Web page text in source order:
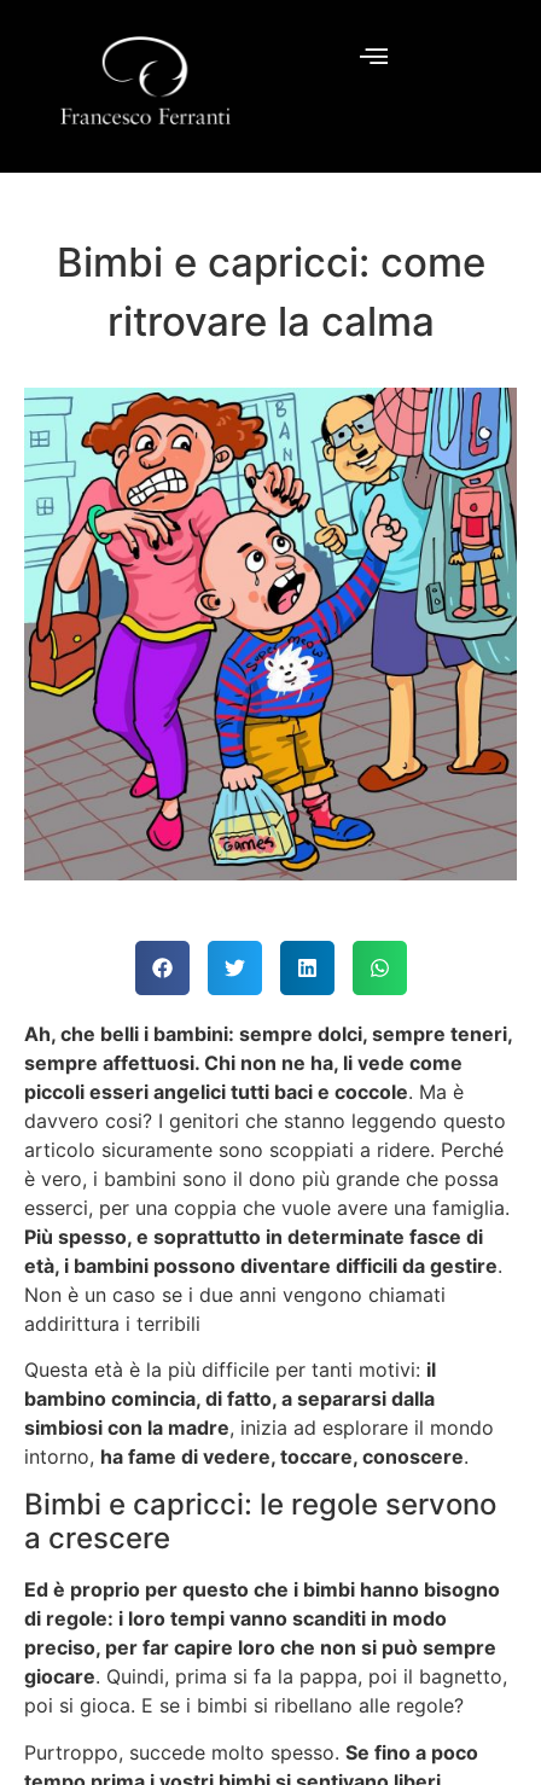
Bimbi e capricci: come
ritrovare la calma
Ah, che belli i bambini: sempre dolci, sempre teneri,
sempre affettuosi. Chi non ne ha, li vede come
piccoli esseri angelici tutti baci e coccole. Ma è
davvero cosi? I genitori che stanno leggendo questo
articolo sicuramente sono scoppiati a ridere. Perché
è vero, i bambini sono il dono più grande che possa
esserci, per una coppia che vuole avere una famiglia.
Più spesso, e soprattutto in determinate fasce di
età, i bambini possono diventare difficili da gestire.
Non è un caso se i due anni vengono chiamati
addirittura i terribili
Questa età è la più difficile per tanti motivi: il
bambino comincia, di fatto, a separarsi dalla
simbiosi con la madre, inizia ad esplorare il mondo
intorno, ha fame di vedere, toccare, conoscere.
Bimbi e capricci: le regole servono
a crescere
Ed è proprio per questo che i bimbi hanno bisogno
di regole: i loro tempi vanno scanditi in modo
preciso, per far capire loro che non si può sempre
giocare. Quindi, prima si fa la pappa, poi il bagnetto,
poi si gioca. E se i bimbi si ribellano alle regole?
Purtroppo, succede molto spesso. Se fino a poco